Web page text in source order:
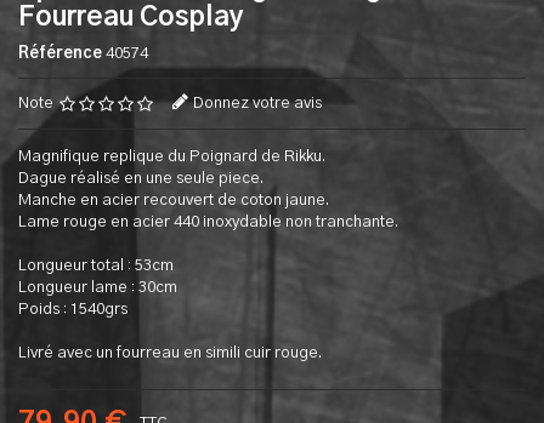
Fourreau Cosplay
Référence 40574
Note Donnez votre avis
Magnifique replique du Poignard de Rikku.
Dague réalisé en une seule piece.
Manche en acier recouvert de coton jaune.
Lame rouge en acier 440 inoxydable non tranchante.
Longueur total : 53cm
Longueur lame : 30cm
Poids : 1540grs
Livré avec un fourreau en simili cuir rouge.